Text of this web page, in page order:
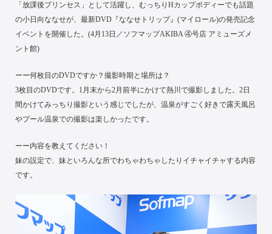
「放課後プリンセス」として活躍し、むっちりHカップボディーでも話題
の小日向ななせが、最新DVD『ななせトリップ』(マイロール)の発売記念
イベントを開催した。(4月13日／ソフマップAKIBA ④号店 アミューズメ
ント館)
ーー何枚目のDVDですか？撮影時期と場所は？
3枚目のDVDです。1月末から2月前半にかけて熱川で撮影しました。2日
間かけてみっちり撮影という感じでしたが、温泉がすごく好きで露天風呂
やプール温泉での撮影は楽しかったです。
ーー内容を教えてください！
妹の設定で、妹といろんな所でわちゃわちゃしたりイチャイチャする内容
です。